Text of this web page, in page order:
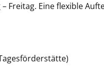
Freitag. Eine flexible